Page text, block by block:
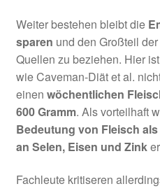
Weiter bestehen bleibt die
sparen und den Großteil
Quellen zu beziehen. Hier
wie Caveman-Diät et al.
einen wöchentlichen
600 Gramm. Als vorteilhaft
Bedeutung von Fleisch
an Selen, Eisen und Zink
Fachleute kritiseren